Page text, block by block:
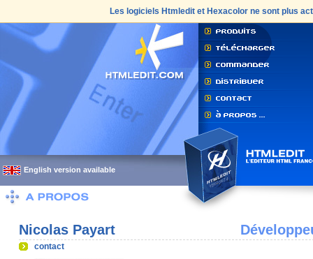
Les logiciels Htmleditet Hexacolorne sont plus
English version available
Nicolas Payart
contact